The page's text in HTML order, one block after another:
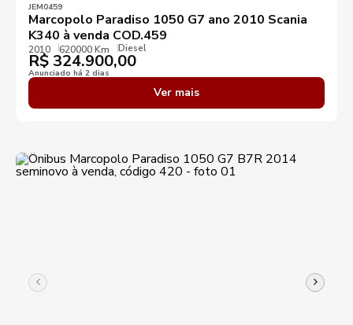
JEM0459
Marcopolo Paradiso 1050 G7 ano 2010 Scania
K340 à venda COD.459
2010 620000 Km Diesel
R$ 324.900,00
Anunciado há 2 dias
Ver mais